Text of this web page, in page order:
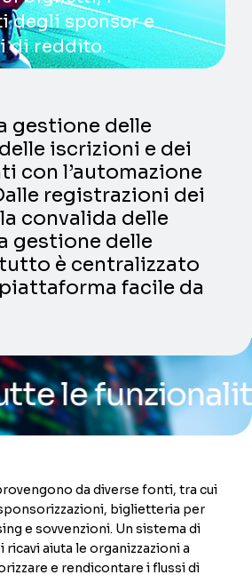
degli sponsor e
di reddito.
gestione delle
iscrizioni e dei
con l’automazione
registrazioni dei
convalida delle
gestione delle
è centralizzato
facile da
da diverse fonti, tra cui
biglietteria per
e sovvenzioni. Un sistema di
aiuta le organizzazioni a
e rendicontare i flussi di